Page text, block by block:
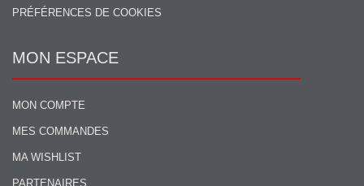
PRÉFÉRENCES DE COOKIES
MON ESPACE
MON COMPTE
MES COMMANDES
MA WISHLIST
PARTENAIRES